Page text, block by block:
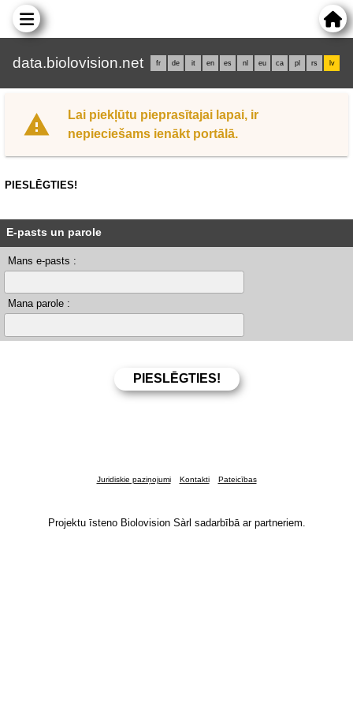
data.biolovision.net fr de it en es nl eu ca pl rs lv
Lai piekļūtu pieprasītajai lapai, ir
nepieciešams ienākt portālā.
PIESLĒGTIES!
E-pasts un parole
Mans e-pasts :
Mana parole :
Juridiskie paziņojumi Kontakti Pateicības
Projektu īsteno Biolovision Sàrl sadarbībā ar partneriem.